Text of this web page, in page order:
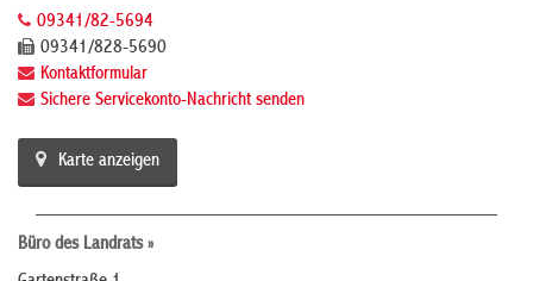
09341/82-5694
09341/828-5690
Kontaktformular
Sichere Servicekonto-Nachricht senden
Karte anzeigen
Büro des Landrats »